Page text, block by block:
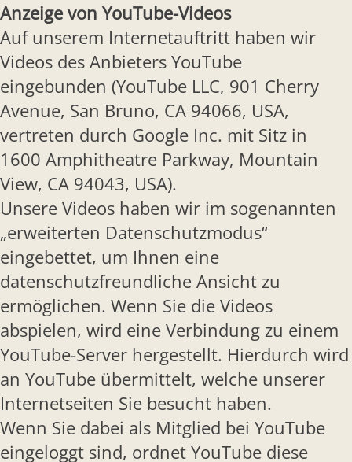
Anzeige von YouTube-Videos
Auf unserem Internetauftritt haben wir
Videos des Anbieters YouTube
eingebunden (YouTube LLC, 901 Cherry
Avenue, San Bruno, CA 94066, USA,
vertreten durch Google Inc. mit Sitz in
1600 Amphitheatre Parkway, Mountain
View, CA 94043, USA).
Unsere Videos haben wir im sogenannten
„erweiterten Datenschutzmodus“
eingebettet, um Ihnen eine
datenschutzfreundliche Ansicht zu
ermöglichen. Wenn Sie die Videos
abspielen, wird eine Verbindung zu einem
YouTube-Server hergestellt. Hierdurch wird
an YouTube übermittelt, welche unserer
Internetseiten Sie besucht haben.
Wenn Sie dabei als Mitglied bei YouTube
eingeloggt sind, ordnet YouTube diese